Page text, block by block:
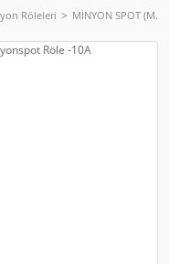
Röleleri MİNYON SPOT